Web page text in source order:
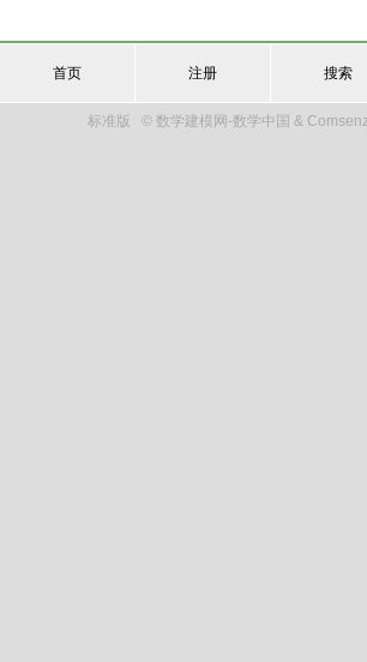
首页 注册 搜索
标准版 © 数学建模网-数学中国 &